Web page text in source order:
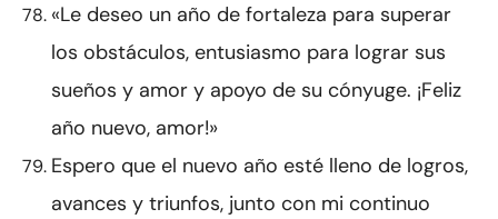
«Le deseo un año de fortaleza para superar
los obstáculos, entusiasmo para lograr sus
sueños y amor y apoyo de su cónyuge. ¡Feliz
año nuevo, amor!»
Espero que el nuevo año esté lleno de logros,
avances y triunfos, junto con mi continuo